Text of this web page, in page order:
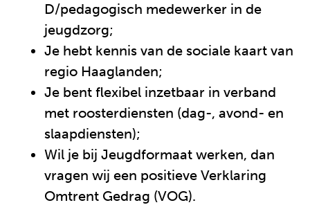
D/pedagogisch medewerker in de
jeugdzorg;
Je hebt kennis van de sociale kaart van
regio Haaglanden;
Je bent flexibel inzetbaar in verband
met roosterdiensten (dag-, avond- en
slaapdiensten);
Wil je bij Jeugdformaat werken, dan
vragen wij een positieve Verklaring
Omtrent Gedrag (VOG).